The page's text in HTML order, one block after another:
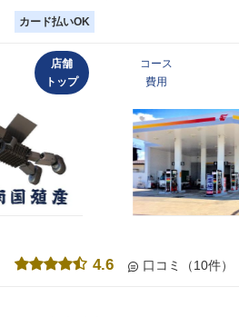
カード払いOK
店舗
トップ
コース
費用
4.6 口コミ（10件）